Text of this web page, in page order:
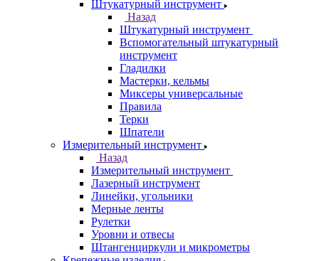
Штукатурный инструмент
Назад
Штукатурный инструмент
Вспомогательный штукатурный
инструмент
Гладилки
Мастерки, кельмы
Миксеры универсальные
Правила
Терки
Шпатели
Измерительный инструмент
Назад
Измерительный инструмент
Лазерный инструмент
Линейки, угольники
Мерные ленты
Рулетки
Уровни и отвесы
Штангенциркули и микрометры